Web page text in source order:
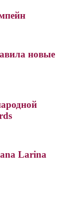
новые
Larina